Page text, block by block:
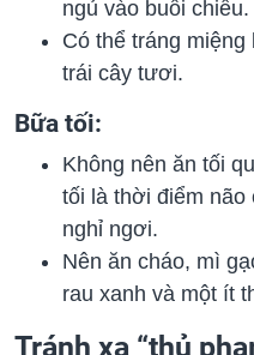
ngủ vào buổi chiều.
Có thể tráng
trái cây tươi.
Bữa tối:
Không nên ăn tối
tối là thời điểm não
nghỉ ngơi.
Nên ăn cháo, mì
rau xanh và một ít
Tránh xa “thủ